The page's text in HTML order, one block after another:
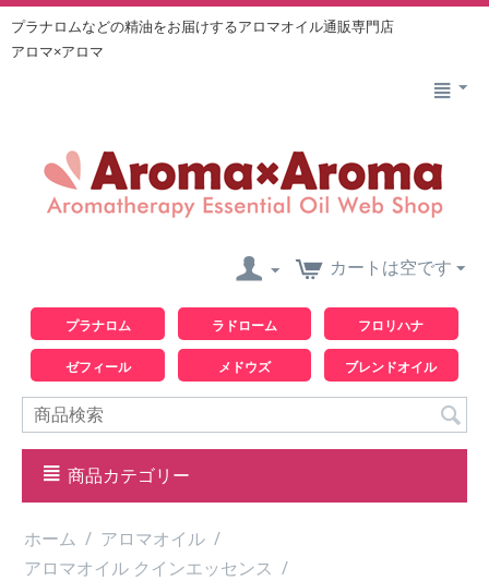
プラナロムなどの精油をお届けするアロマオイル通販専門店
アロマ×アロマ
カートは空です
プラナロム ラドローム フロリハナ
ゼフィール メドウズ ブレンドオイル
商品カテゴリー
ホーム / アロマオイル /
アロマオイル クインエッセンス /